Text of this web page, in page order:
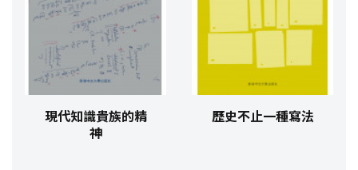
現代知識貴族的精
神
歷史不止一種寫法